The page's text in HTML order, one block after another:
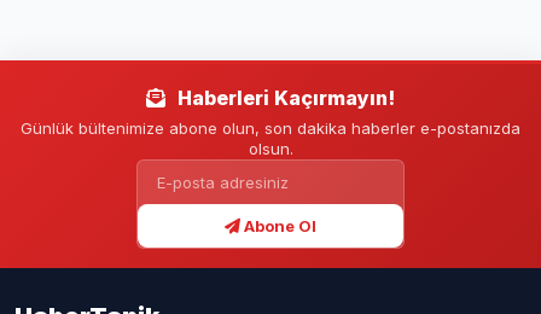
Ulus Kentsel Dönüşüm Projesi’nde
çalışmaların yüzde 70’i tamamlandı. Proje,
enerji ve su ihtiyacını kendi kaynaklarıyla
karşılayacak.
YAYINLANMA 5 DKOKUMA SÜRESİ